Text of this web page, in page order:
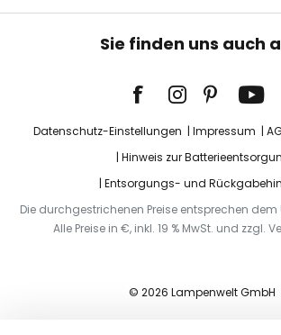
Sie finden uns auch
Datenschutz-Einstellungen Impressum
Hinweis zur
Entsorgungs- und
Die durchgestrichenen Preise entsprechen dem
Alle Preise in €, inkl. 19 % MwSt. und zzgl.
© 2026 Lampenwelt GmbH